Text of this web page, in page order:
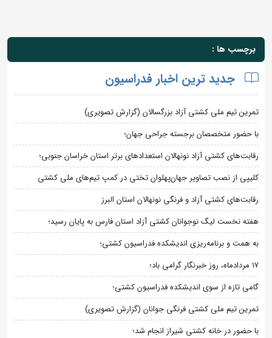
برچسب ها :
جدید ترین اخبار فدراسیون
تمرین تیم ملی کشتی آزاد بزرگسالان (گزارش تصویری)
با حضور متخصصان برجسته جراحی جهان؛
رقابت‌های کشتی آزاد نونهالان استعدادهای برتر استان خراسان جنوبی؛
کلیپی از نصب تصاویر جهان‌پهلوان تختی در کمپ تیم‌های ملی کشتی
رقابت‌های کشتی آزاد و فرنگی نونهالان استان البرز
هفته نخست لیگ نوجوانان کشتی آزاد استان فارس به پایان رسید؛
به همت و برنامه‌ریزی اندیشکده فدراسیون کشتی؛
۱۷ مردادماه، روز خبرنگار گرامی باد؛
گامی تازه از سوی اندیشکده فدراسیون کشتی؛
تمرین تیم ملی کشتی فرنگی جوانان (گزارش تصویری)
با حضور در خانه کشتی شیراز انجام شد؛